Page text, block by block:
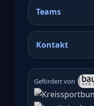
Teams
Kontakt
Gefördert von